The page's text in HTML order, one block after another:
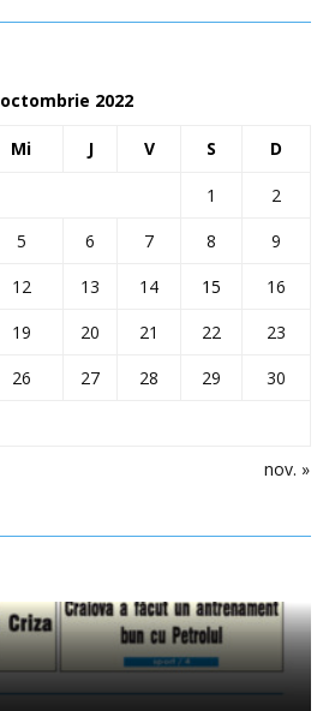
octombrie 2022
Mi J V S D
nov. »
1
2
5 6 7 8
9
12 13 14 15
16
19 20 21 22
23
26 27 28 29
30